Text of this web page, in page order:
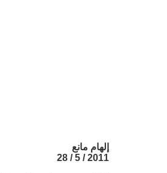
إلهام مانع
2011 / 5 / 28